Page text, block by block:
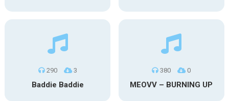
290 3
Baddie Baddie
380 0
MEOVV – BURNING UP